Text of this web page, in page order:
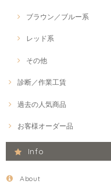
ブラウン／ブルー系
レッド系
その他
診断／作業工賃
過去の人気商品
お客様オーダー品
Info
About